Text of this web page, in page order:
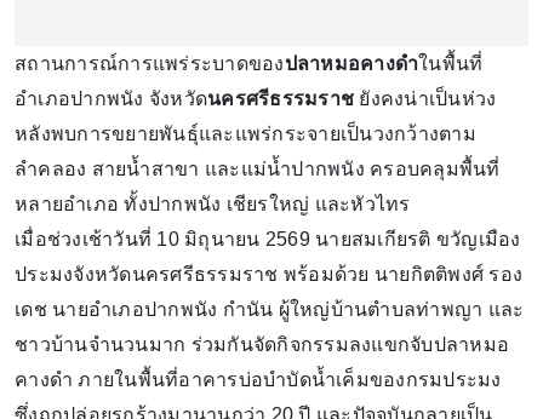
สถานการณ์การแพร่ระบาดของปลาหมอคางดำในพื้นที่
อำเภอปากพนัง จังหวัดนครศรีธรรมราช ยังคงน่าเป็นห่วง
หลังพบการขยายพันธุ์และแพร่กระจายเป็นวงกว้างตาม
ลำคลอง สายน้ำสาขา และแม่น้ำปากพนัง ครอบคลุมพื้นที่
หลายอำเภอ ทั้งปากพนัง เชียรใหญ่ และหัวไทร
เมื่อช่วงเช้าวันที่ 10 มิถุนายน 2569 นายสมเกียรติ ขวัญเมือง
ประมงจังหวัดนครศรีธรรมราช พร้อมด้วย นายกิตติพงศ์ รอง
เดช นายอำเภอปากพนัง กำนัน ผู้ใหญ่บ้านตำบลท่าพญา และ
ชาวบ้านจำนวนมาก ร่วมกันจัดกิจกรรมลงแขกจับปลาหมอ
คางดำ ภายในพื้นที่อาคารบ่อบำบัดน้ำเค็มของกรมประมง
ซึ่งถูกปล่อยรกร้างมานานกว่า 20 ปี และปัจจุบันกลายเป็น